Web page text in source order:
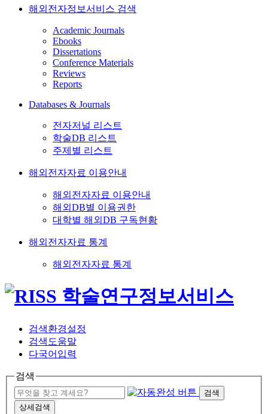
해외전자정보서비스 검색
Academic Journals
Ebooks
Dissertations
Conference Materials
Reviews
Reports
Databases & Journals
전자저널 리스트
학술DB 리스트
주제별 리스트
해외전자자료 이용안내
해외전자자료 이용안내
해외DB별 이용권한
대학별 해외DB 구독현황
해외전자자료 통계
해외전자자료 통계
검색환경설정
검색도움말
다국어입력
검색
검색
상세검색